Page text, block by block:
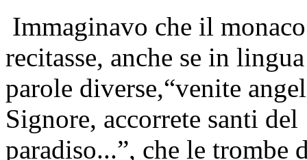
Immaginavo che il monaco
recitasse, anche se in
parole diverse,“venite
Signore, accorrete santi del
paradiso...”, che le trombe